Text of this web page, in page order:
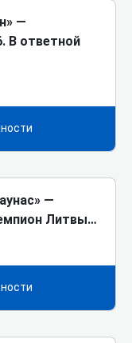
―
В ответной
―
Литвы…